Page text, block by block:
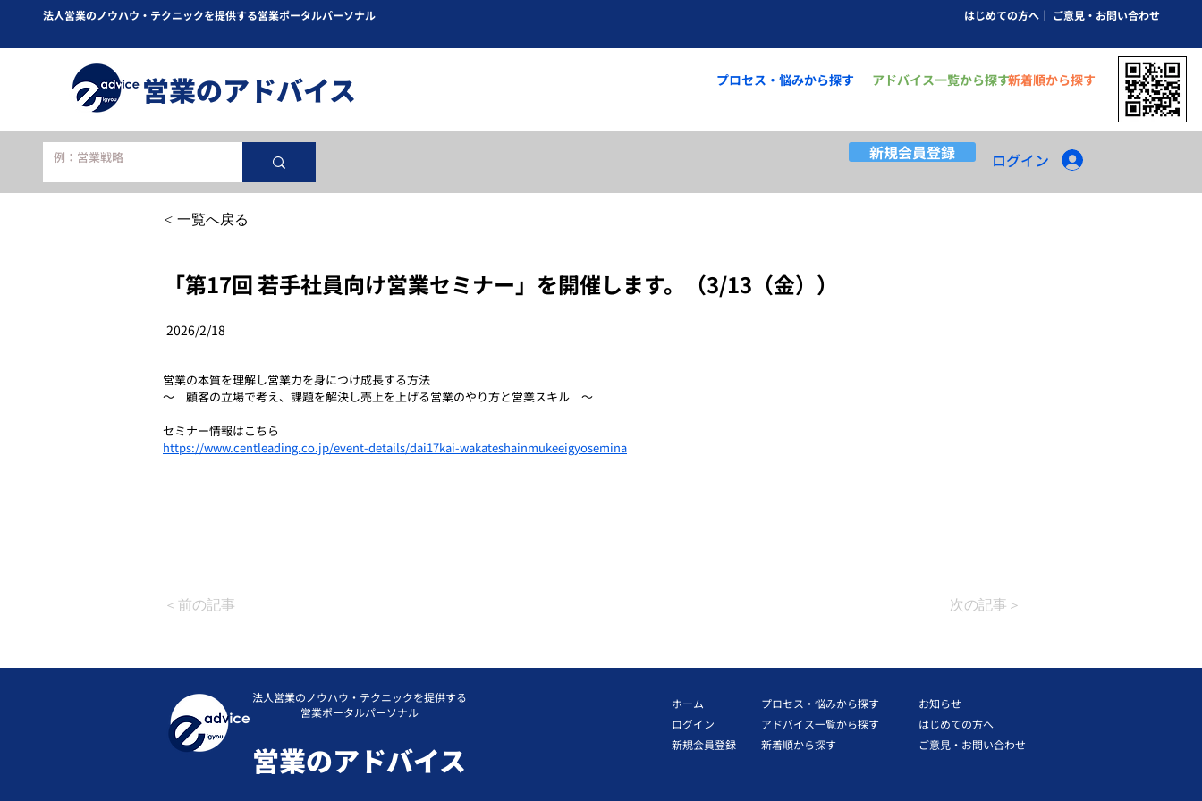
法人営業のノウハウ・テクニックを提供する営業ポータルパーソナル はじめての方へ ｜ ご意見 ​・お問い合わせ
​営業のアドバイス プロセス・悩みから探す アドバイス一覧から探す新着順から探す
新規会員登録 ログイン
< 一覧へ戻る
「第17回 若手社員向け営業セミナー」を開催します。（3/13（金））
2026/2/18
営業の本質を理解し営業力を身につけ成長する方法
～　顧客の立場で考え、課題を解決し売上を上げる営業のやり方と営業スキル　～
セミナー情報はこちら
https://www.centleading.co.jp/event-details/dai17kai-wakateshainmukeeigyosemina
＜前の記事 次の記事＞
法人営業のノウハウ・テクニックを提供する
営業ポータルパーソナル
​営業のアドバイス
ホーム
ログイン
新規会員登録
プロセス・悩みから探す
アドバイス一覧から探す
新着順から探す
お知らせ
はじめての方へ
ご意見・お問い合わせ